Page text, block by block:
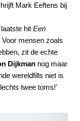
Mark Eeftens bij
hit Een
mensen zoals
zit de echte
Dijkman nog maar
wereldfills niet is
twee toms!'